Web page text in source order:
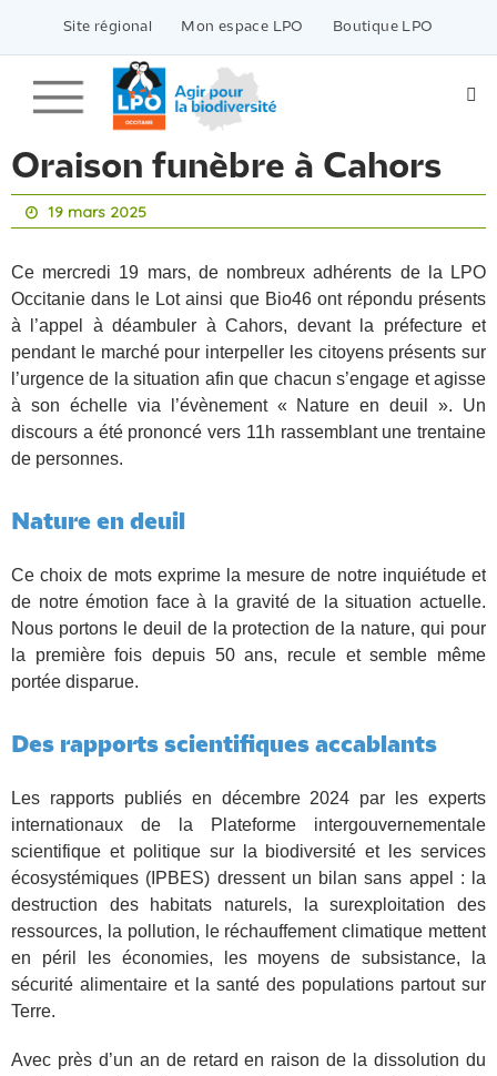
contenu
Site régional Mon espace LPO Boutique LPO
Oraison funèbre à Cahors
19 mars 2025
Ce mercredi 19 mars, de nombreux adhérents de la LPO
Occitanie dans le Lot ainsi que Bio46 ont répondu présents
à l’appel à déambuler à Cahors, devant la préfecture et
pendant le marché pour interpeller les citoyens présents sur
l’urgence de la situation afin que chacun s’engage et agisse
à son échelle via l’évènement « Nature en deuil ». Un
discours a été prononcé vers 11h rassemblant une trentaine
de personnes.
Nature en deuil
Ce choix de mots exprime la mesure de notre inquiétude et
de notre émotion face à la gravité de la situation actuelle.
Nous portons le deuil de la protection de la nature, qui pour
la première fois depuis 50 ans, recule et semble même
portée disparue.
Des rapports scientifiques accablants
Les rapports publiés en décembre 2024 par les experts
internationaux de la Plateforme intergouvernementale
scientifique et politique sur la biodiversité et les services
écosystémiques (IPBES) dressent un bilan sans appel : la
destruction des habitats naturels, la surexploitation des
ressources, la pollution, le réchauffement climatique mettent
en péril les économies, les moyens de subsistance, la
sécurité alimentaire et la santé des populations partout sur
Terre.
Avec près d’un an de retard en raison de la dissolution du